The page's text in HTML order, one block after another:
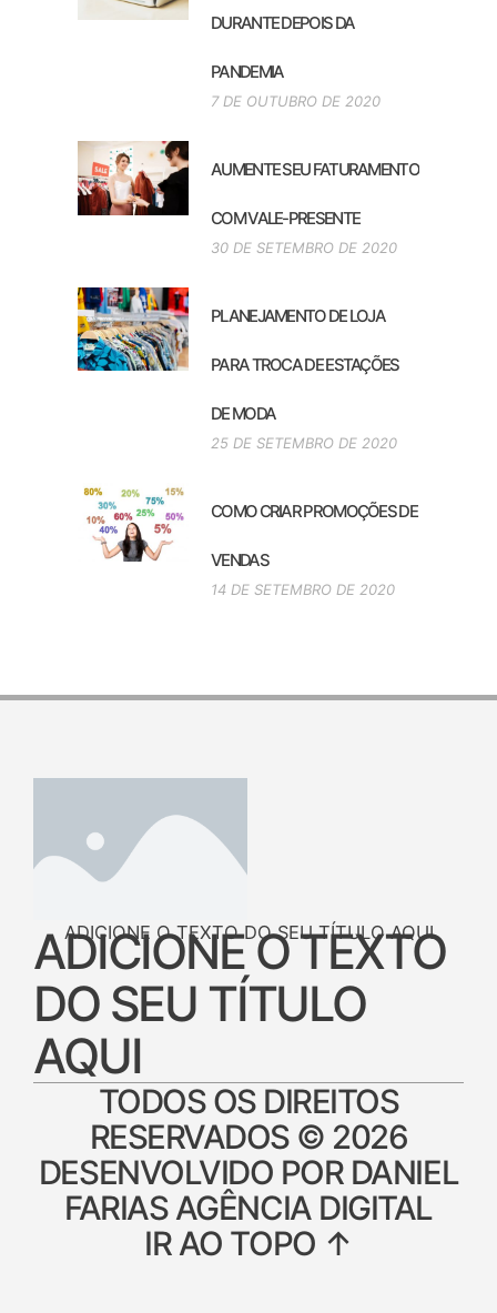
DURANTE DEPOIS DA
PANDEMIA
7 DE OUTUBRO DE 2020
AUMENTE SEU FATURAMENTO
COM VALE-PRESENTE
30 DE SETEMBRO DE 2020
PLANEJAMENTO DE LOJA
PARA TROCA DE ESTAÇÕES
DE MODA
25 DE SETEMBRO DE 2020
COMO CRIAR PROMOÇÕES DE
VENDAS
14 DE SETEMBRO DE 2020
ADICIONE O TEXTO DO SEU TÍTULO AQUI
ADICIONE O TEXTO
DO SEU TÍTULO
AQUI
TODOS OS DIREITOS
RESERVADOS © 2026
DESENVOLVIDO POR DANIEL
FARIAS AGÊNCIA DIGITAL
IR AO TOPO ↑